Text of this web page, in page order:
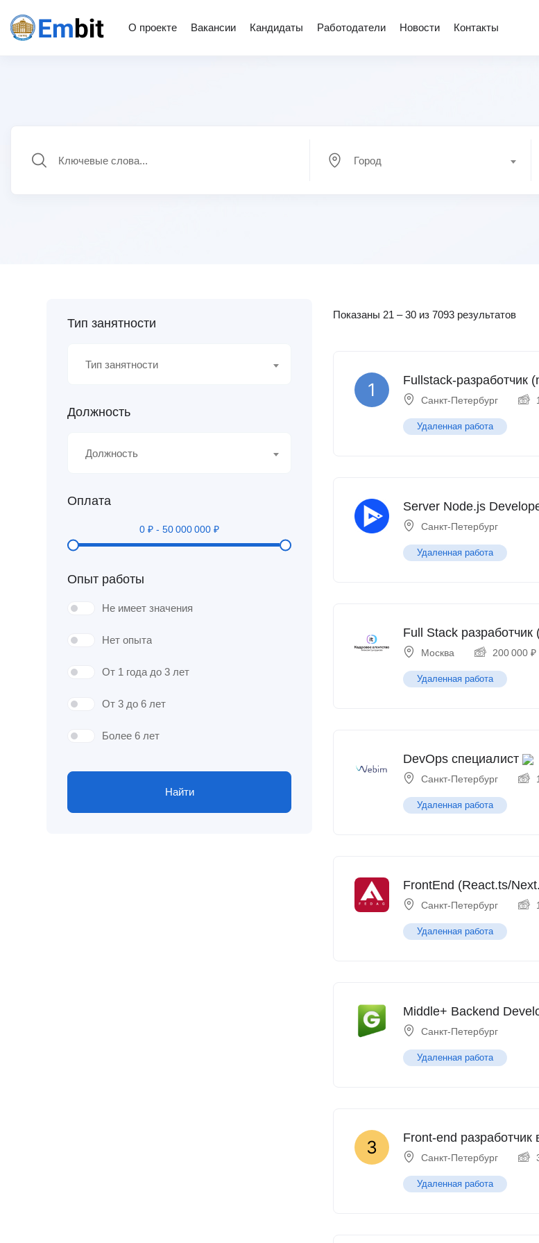
О проекте Вакансии Кандидаты Работодатели Новости Контакты
Город
Тип занятности
Тип занятности
Должность
Должность
Оплата
0 ₽ - 50 000 000 ₽
Опыт работы
Не имеет значения
Нет опыта
От 1 года до 3 лет
От 3 до 6 лет
Более 6 лет
Найти
Показаны 21 –30 из 7093 результатов
Fullstack-разработчик
Санкт-Петербург
Удаленная работа
Server Node.js
Санкт-Петербург
Удаленная работа
Full Stack
Москва 200 000 ₽
Удаленная работа
DevOps специалист
Санкт-Петербург
Удаленная работа
FrontEnd (React.ts/
Санкт-Петербург
Удаленная работа
Middle+ Backend
Санкт-Петербург
Удаленная работа
Front-end разработчик
Санкт-Петербург
Удаленная работа